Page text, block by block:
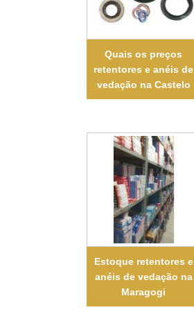
Quais os preços
retentores e anéis de
vedação na Castelo
Estoque retentores e
anéis de vedação na
Maragogi